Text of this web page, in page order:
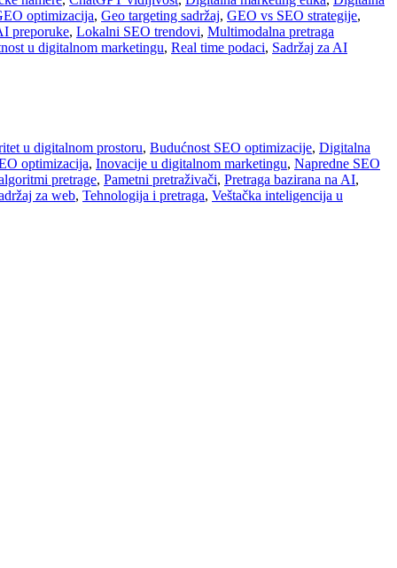
optimizacija, Geo targeting sadržaj, GEO vs SEO strategije,
preporuke, Lokalni SEO trendovi, Multimodalna pretraga
u digitalnom marketingu, Real time podaci, Sadržaj za AI
u digitalnom prostoru, Budućnost SEO optimizacije, Digitalna
optimizacija, Inovacije u digitalnom marketingu, Napredne SEO
pretrage, Pametni pretraživači, Pretraga bazirana na AI,
za web, Tehnologija i pretraga, Veštačka inteligencija u